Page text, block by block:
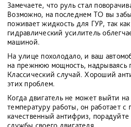
Замечаете, что руль стал
Возможно, на последнем ТО вы
поживает жидкость для ГУР, так
гидравлический усилитель
машиной.
На улице похолодало, и ваш
на прежнюю мощность, надрываясь
Классический случай. Хороший
этих проблем.
Когда двигатель не может выйти
температуру работы, он работает с
качественный антифриз,